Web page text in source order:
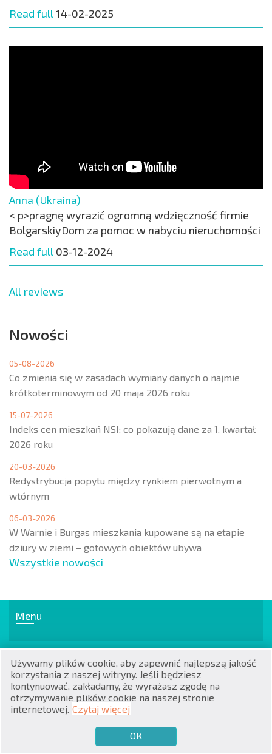
$
₽
₴
zł
PL
Read full 14-02-2025
Anna (Ukraina)
< p>pragnę wyrazić ogromną wdzięczność firmie
BolgarskiyDom za pomoc w nabyciu nieruchomości
Read full 03-12-2024
All reviews
Nowości
05-08-2026
Co zmienia się w zasadach wymiany danych o najmie
krótkoterminowym od 20 maja 2026 roku
15-07-2026
Indeks cen mieszkań NSI: co pokazują dane za 1. kwartał
2026 roku
20-03-2026
Redystrybucja popytu między rynkiem pierwotnym a
wtórnym
06-03-2026
W Warnie i Burgas mieszkania kupowane są na etapie
dziury w ziemi – gotowych obiektów ubywa
Wszystkie nowości
Menu
Popularne nieruchomości
Mieszkania
Apartamenty
Domy / wille
Domy na wsi / w mieście
Używamy plików cookie, aby zapewnić najlepszą jakość
korzystania z naszej witryny. Jeśli będziesz
kontynuować, zakładamy, że wyrażasz zgodę na
otrzymywanie plików cookie na naszej stronie
internetowej. Czytaj więcej
ОК